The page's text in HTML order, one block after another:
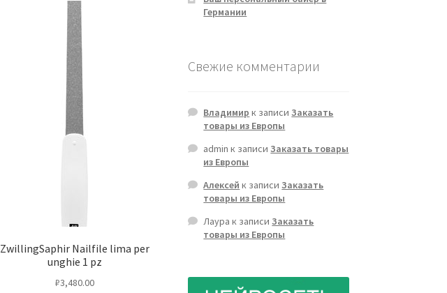
ZwillingSaphir Nailfile lima per
unghie 1 pz
₽3,480.00
Германии
Свежие комментарии
Владимир к записиЗаказать
товары из Европы
admin к записиЗаказать товары
из Европы
Алексей к записиЗаказать
товары из Европы
Лаура к записиЗаказать
товары из Европы